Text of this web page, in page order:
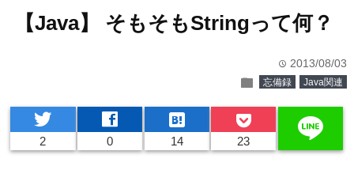
【Java】 そもそもStringって何？
time 2013/08/03
folder 忘備録 Java関連
twitter
2
facebook
0
hatenabookmark
14 23 line